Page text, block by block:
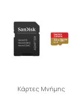
Κάρτες Μνήμης